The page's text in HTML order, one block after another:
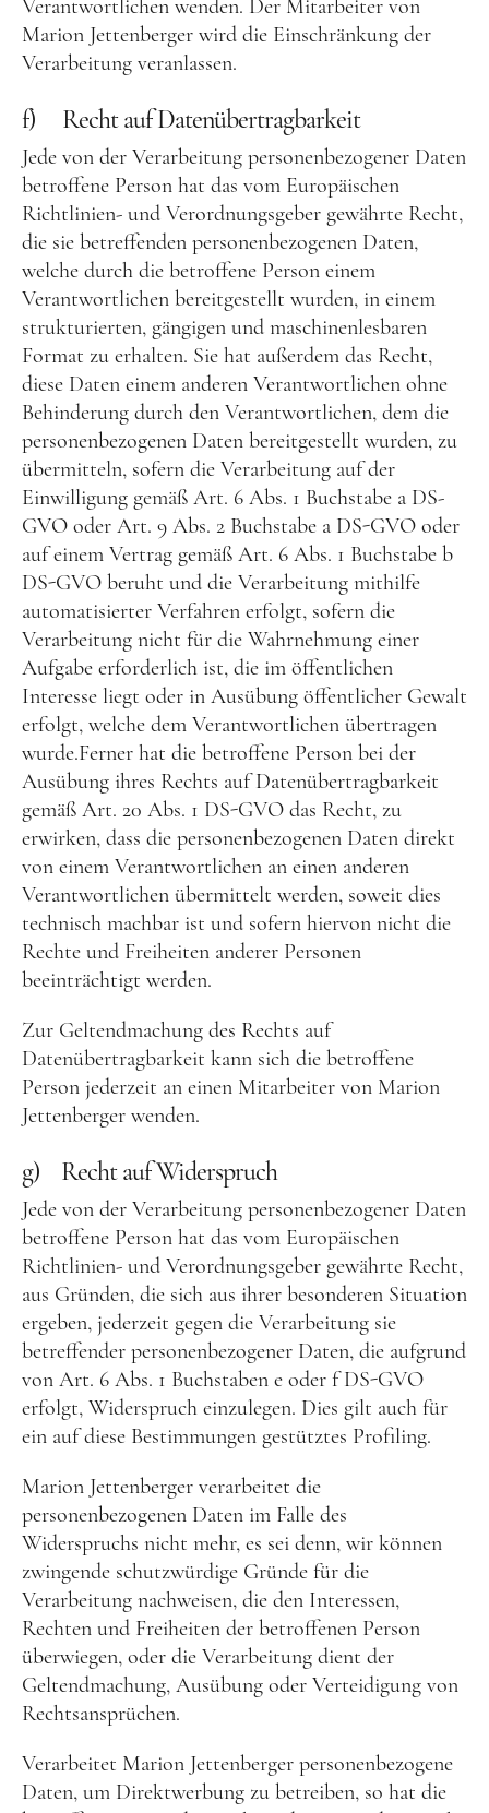
Verantwortlichen wenden. Der Mitarbeiter von
Marion Jettenberger wird die Einschränkung der
Verarbeitung veranlassen.
f) Recht auf Datenübertragbarkeit
Jede von der Verarbeitung personenbezogener Daten
betroffene Person hat das vom Europäischen
Richtlinien- und Verordnungsgeber gewährte Recht,
die sie betreffenden personenbezogenen Daten,
welche durch die betroffene Person einem
Verantwortlichen bereitgestellt wurden, in einem
strukturierten, gängigen und maschinenlesbaren
Format zu erhalten. Sie hat außerdem das Recht,
diese Daten einem anderen Verantwortlichen ohne
Behinderung durch den Verantwortlichen, dem die
personenbezogenen Daten bereitgestellt wurden, zu
übermitteln, sofern die Verarbeitung auf der
Einwilligung gemäß Art. 6 Abs. 1 Buchstabe a DS-
GVO oder Art. 9 Abs. 2 Buchstabe a DS-GVO oder
auf einem Vertrag gemäß Art. 6 Abs. 1 Buchstabe b
DS-GVO beruht und die Verarbeitung mithilfe
automatisierter Verfahren erfolgt, sofern die
Verarbeitung nicht für die Wahrnehmung einer
Aufgabe erforderlich ist, die im öffentlichen
Interesse liegt oder in Ausübung öffentlicher Gewalt
erfolgt, welche dem Verantwortlichen übertragen
wurde.Ferner hat die betroffene Person bei der
Ausübung ihres Rechts auf Datenübertragbarkeit
gemäß Art. 20 Abs. 1 DS-GVO das Recht, zu
erwirken, dass die personenbezogenen Daten direkt
von einem Verantwortlichen an einen anderen
Verantwortlichen übermittelt werden, soweit dies
technisch machbar ist und sofern hiervon nicht die
Rechte und Freiheiten anderer Personen
beeinträchtigt werden.
Zur Geltendmachung des Rechts auf
Datenübertragbarkeit kann sich die betroffene
Person jederzeit an einen Mitarbeiter von Marion
Jettenberger wenden.
g) Recht auf Widerspruch
Jede von der Verarbeitung personenbezogener Daten
betroffene Person hat das vom Europäischen
Richtlinien- und Verordnungsgeber gewährte Recht,
aus Gründen, die sich aus ihrer besonderen Situation
ergeben, jederzeit gegen die Verarbeitung sie
betreffender personenbezogener Daten, die aufgrund
von Art. 6 Abs. 1 Buchstaben e oder f DS-GVO
erfolgt, Widerspruch einzulegen. Dies gilt auch für
ein auf diese Bestimmungen gestütztes Profiling.
Marion Jettenberger verarbeitet die
personenbezogenen Daten im Falle des
Widerspruchs nicht mehr, es sei denn, wir können
zwingende schutzwürdige Gründe für die
Verarbeitung nachweisen, die den Interessen,
Rechten und Freiheiten der betroffenen Person
überwiegen, oder die Verarbeitung dient der
Geltendmachung, Ausübung oder Verteidigung von
Rechtsansprüchen.
Verarbeitet Marion Jettenberger personenbezogene
Daten, um Direktwerbung zu betreiben, so hat die